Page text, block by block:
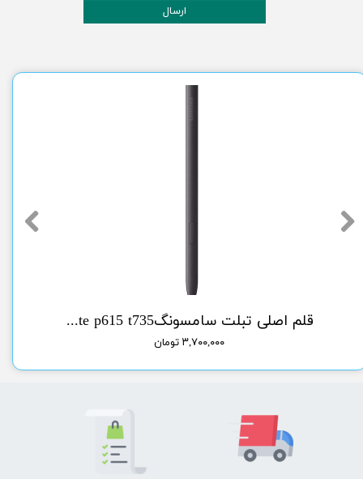
ارسال
قلم اصلی تبلت سامسونگorg pen tab sam s6 lite p615 t735
۳,۷۰۰,۰۰۰ تومان